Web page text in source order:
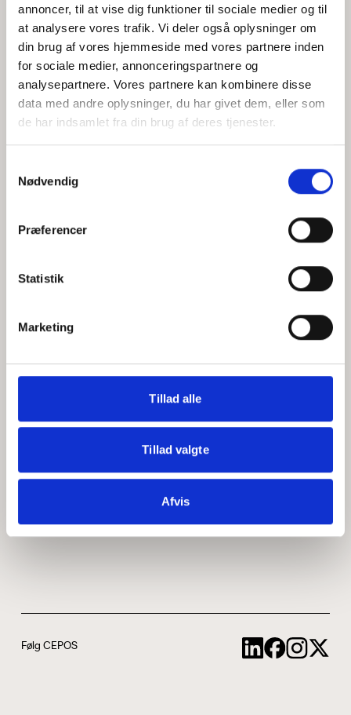
annoncer, til at vise dig funktioner til sociale medier og til
at analysere vores trafik. Vi deler også oplysninger om
din brug af vores hjemmeside med vores partnere inden
for sociale medier, annonceringspartnere og
analysepartnere. Vores partnere kan kombinere disse
data med andre oplysninger, du har givet dem, eller som
de har indsamlet fra din brug af deres tjenester.
Nødvendig
Præferencer
Statistik
Marketing
Tillad alle
Tillad valgte
Afvis
Jeg accepterer behandlingen af mine personoplysninger i
henhold tilprivatlivspolitikken
Hvem er CEPOS
Medarbejdere
ABCepos
Podcast
Følg CEPOS